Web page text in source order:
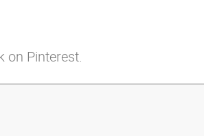
on Pinterest.